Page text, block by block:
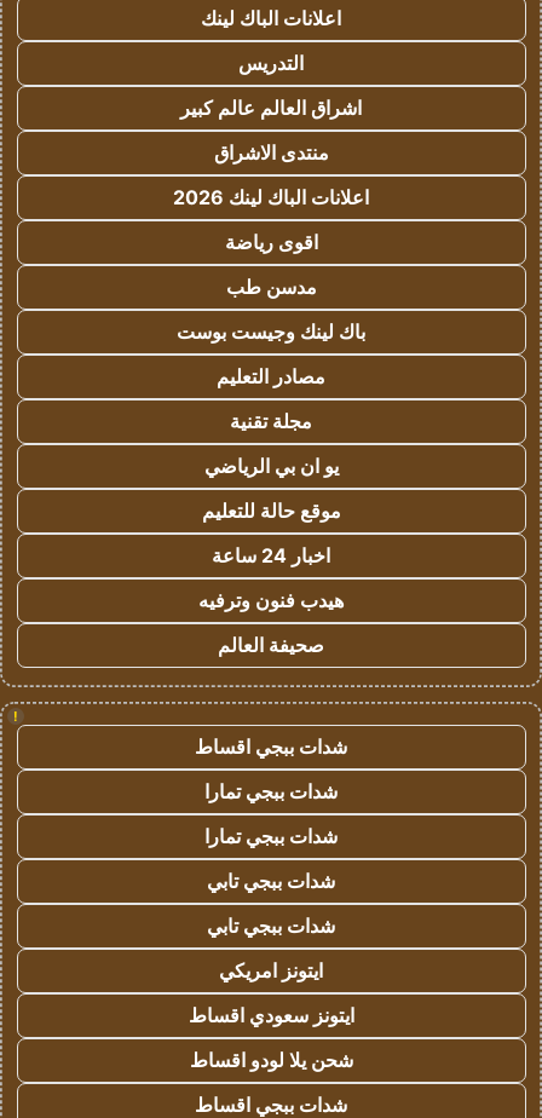
اعلانات الباك لينك
التدريس
اشراق العالم عالم كبير
منتدى الاشراق
اعلانات الباك لينك 2026
اقوى رياضة
مدسن طب
باك لينك وجيست بوست
مصادر التعليم
مجلة تقنية
يو ان بي الرياضي
موقع حالة للتعليم
اخبار 24 ساعة
هيدب فنون وترفيه
صحيفة العالم
!
شدات ببجي اقساط
شدات ببجي تمارا
شدات ببجي تمارا
شدات ببجي تابي
شدات ببجي تابي
ايتونز امريكي
ايتونز سعودي اقساط
شحن يلا لودو اقساط
شدات ببجي اقساط